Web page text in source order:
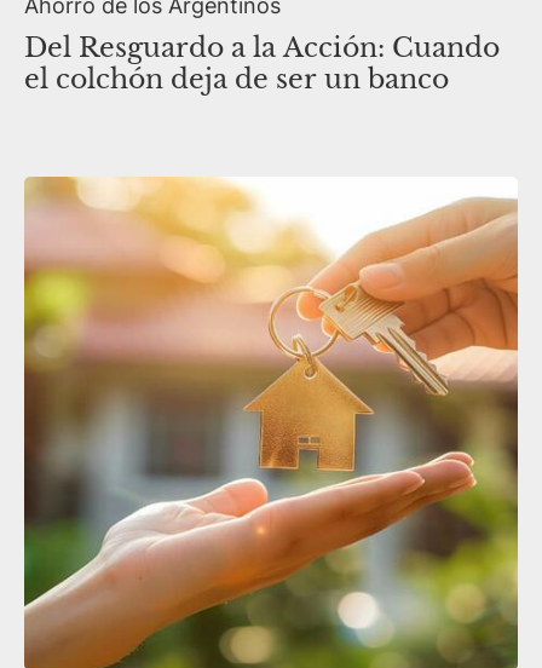
Ahorro de los Argentinos
Del Resguardo a la Acción: Cuando
el colchón deja de ser un banco